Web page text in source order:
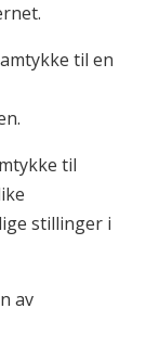
til en
til
stillinger i
av